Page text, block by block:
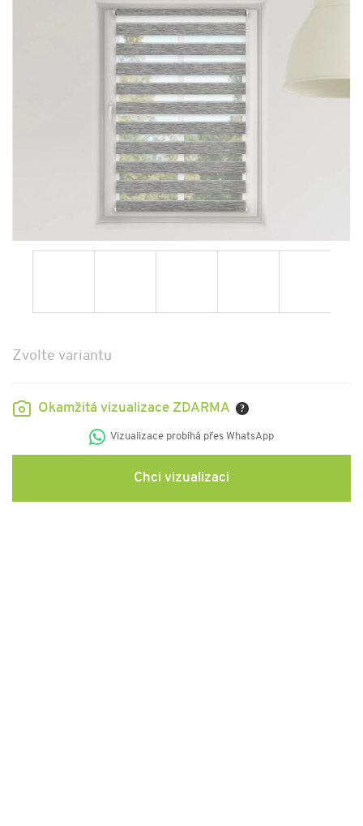
Zvolte variantu
Okamžitá vizualizace ZDARMA ?
Vizualizace probíhá přes WhatsApp
Chci vizualizaci